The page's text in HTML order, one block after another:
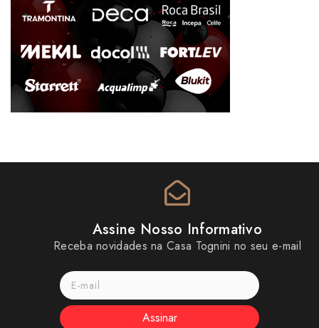
Assine Nosso Informativo
Receba novidades na Casa Tognini no seu e-mail
Assinar